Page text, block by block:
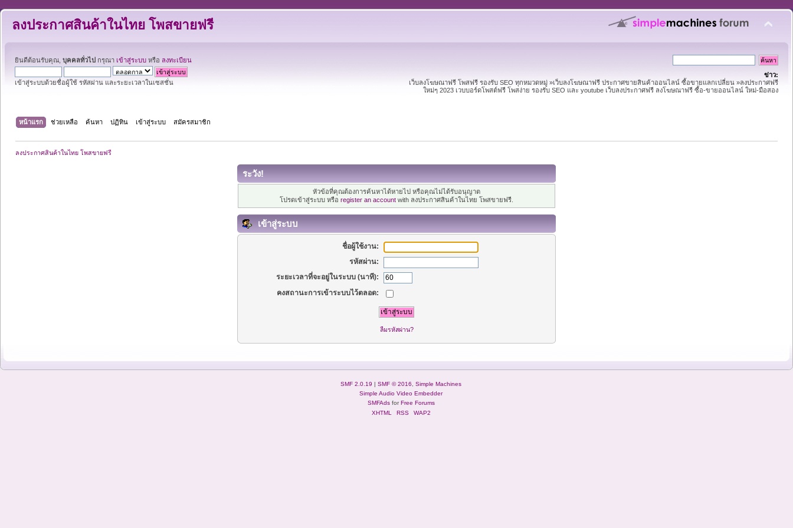
ลงประกาศสินค้าในไทย โพสขายฟรี
ยินดีต้อนรับคุณ, บุคคลทั่วไป กรุณา เข้าสู่ระบบ หรือ ลงทะเบียน
เข้าสู่ระบบด้วยชื่อผู้ใช้ รหัสผ่าน และระยะเวลาในเซสชั่น
ข่าว:
เว็บลงโฆษณาฟรี โพสฟรี รองรับ SEO ทุกหมวดหมู่ »เว็บลงโฆษณาฟรี ประกาศขายสินค้าออนไลน์ ซื้อขายแลกเปลี่ยน »ลงประกาศฟรี
ใหม่ๆ 2023 เวบบอร์ดโพสต์ฟรี โพสง่าย รองรับ SEO และ youtube เว็บลงประกาศฟรี ลงโฆษณาฟรี ซื้อ-ขายออนไลน์ ใหม่-มือสอง
หน้าแรก ช่วยเหลือ ค้นหา ปฏิทิน เข้าสู่ระบบ สมัครสมาชิก
ลงประกาศสินค้าในไทย โพสขายฟรี
ระวัง!
หัวข้อที่คุณต้องการค้นหาได้หายไป หรือคุณไม่ได้รับอนุญาต
โปรดเข้าสู่ระบบ หรือ register an account with ลงประกาศสินค้าในไทย โพสขายฟรี.
เข้าสู่ระบบ
ชื่อผู้ใช้งาน:
รหัสผ่าน:
ระยะเวลาที่จะอยู่ในระบบ (นาที):
คงสถานะการเข้าระบบไว้ตลอด:
ลืมรหัสผ่าน?
SMF 2.0.19 | SMF © 2016
Simple Machines
Simple Audio Video Embedder
SMFAdsforFree Forums
XHTML
RSS WAP2